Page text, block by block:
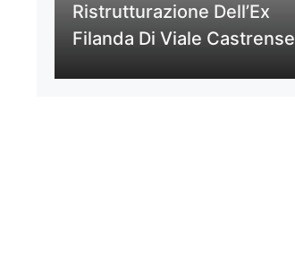
Ristrutturazione Dell’Ex
Filanda Di Viale Castrense